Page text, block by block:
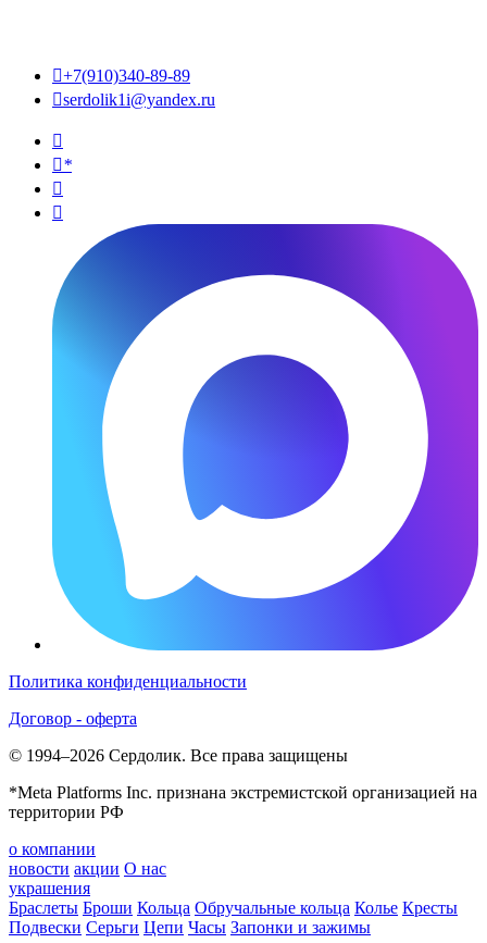
+7(910)340-89-89
serdolik1i@yandex.ru

*


Политика конфиденциальности
Договор - оферта
© 1994–2026 Сердолик. Все права защищены
*Meta Platforms Inc. признана экстремистской организацией на
территории РФ
о компании
новости акции О нас
украшения
Браслеты Броши Кольца Обручальные кольца Колье Кресты
Подвески Серьги Цепи Часы Запонки и зажимы